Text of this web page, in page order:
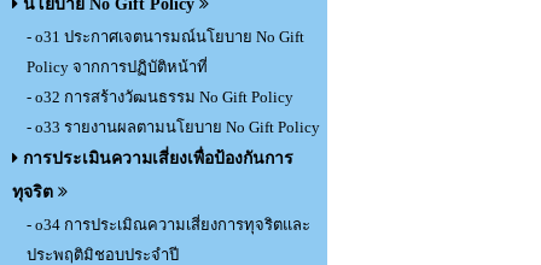
นโยบาย No Gift Policy
- o31 ประกาศเจตนารมณ์นโยบาย No Gift
Policy จากการปฏิบัติหน้าที่
- o32 การสร้างวัฒนธรรม No Gift Policy
- o33 รายงานผลตามนโยบาย No Gift Policy
การประเมินความเสี่ยงเพื่อป้องกันการ
ทุจริต
- o34 การประเมิณความเสี่ยงการทุจริตและ
ประพฤติมิชอบประจำปี